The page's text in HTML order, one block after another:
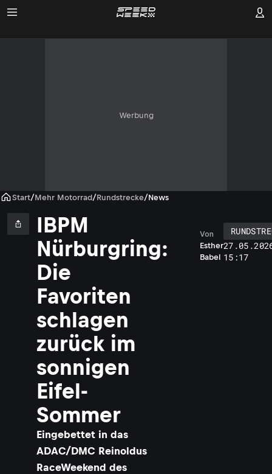
Werbung
Start/Mehr Motorrad/Rundstrecke/News
IBPM
Nürburgring:
Die
Favoriten
schlagen
zurück im
sonnigen
Eifel-
Sommer
Eingebettet in das
ADAC/DMC Reinoldus
RaceWeekend des
Esther
Babel
Von
15:17